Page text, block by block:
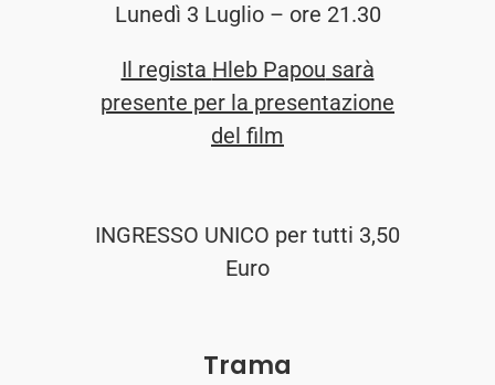
Lunedì 3 Luglio – ore 21.30
Il regista Hleb Papou sarà
presente per la presentazione
del film
INGRESSO UNICO per tutti 3,50
Euro
Trama